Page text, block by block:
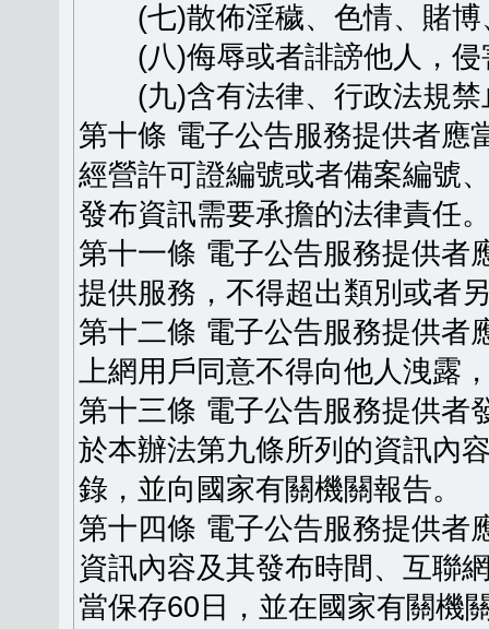
(七)散佈淫穢、色情、賭博
(八)侮辱或者誹謗他人，侵
(九)含有法律、行政法規禁
第十條 電子公告服務提供者應
經營許可證編號或者備案編號
發布資訊需要承擔的法律責任
第十一條 電子公告服務提供者
提供服務，不得超出類別或者
第十二條 電子公告服務提供者
上網用戶同意不得向他人洩露
第十三條 電子公告服務提供者
於本辦法第九條所列的資訊內
錄，並向國家有關機關報告。
第十四條 電子公告服務提供者
資訊內容及其發布時間、互聯
當保存60日，並在國家有關機